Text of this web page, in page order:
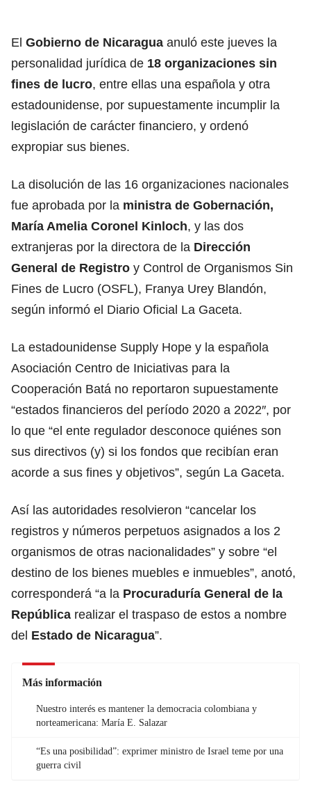
El Gobierno de Nicaragua anuló este jueves la
personalidad jurídica de 18 organizaciones sin
fines de lucro, entre ellas una española y otra
estadounidense, por supuestamente incumplir la
legislación de carácter financiero, y ordenó
expropiar sus bienes.
La disolución de las 16 organizaciones nacionales
fue aprobada por la ministra de Gobernación,
María Amelia Coronel Kinloch, y las dos
extranjeras por la directora de la Dirección
General de Registro y Control de Organismos Sin
Fines de Lucro (OSFL), Franya Urey Blandón,
según informó el Diario Oficial La Gaceta.
La estadounidense Supply Hope y la española
Asociación Centro de Iniciativas para la
Cooperación Batá no reportaron supuestamente
“estados financieros del período 2020 a 2022″, por
lo que “el ente regulador desconoce quiénes son
sus directivos (y) si los fondos que recibían eran
acorde a sus fines y objetivos”, según La Gaceta.
Así las autoridades resolvieron “cancelar los
registros y números perpetuos asignados a los 2
organismos de otras nacionalidades” y sobre “el
destino de los bienes muebles e inmuebles”, anotó,
corresponderá “a la Procuraduría General de la
República realizar el traspaso de estos a nombre
del Estado de Nicaragua”.
Más información
Nuestro interés es mantener la democracia colombiana y
norteamericana: María E. Salazar
“Es una posibilidad”: exprimer ministro de Israel teme por una
guerra civil